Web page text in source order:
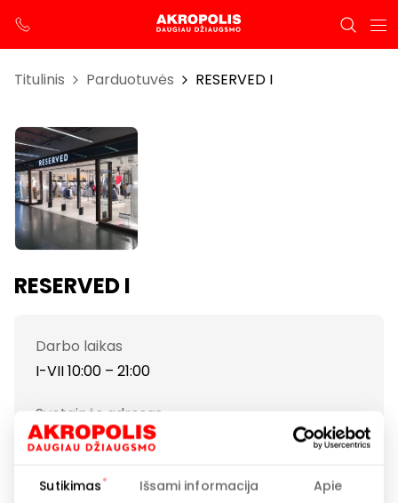
Sutikimas Išsami informacija Apie
Titulinis Parduotuvės RESERVED I
RESERVED I
Darbo laikas
I-VII 10:00 – 21:00
Svetainės adresas
https://www.reserved.com/lt/lt/
Rodyti lokaciją žemėlapyje